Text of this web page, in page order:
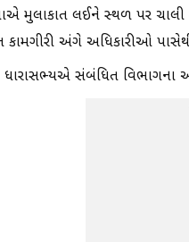
મુલાકાત લઈને સ્થળ પર ચાલી
અંગે અધિકારીઓ
ધારાસભ્યએ સંબંધિત વિભાગના